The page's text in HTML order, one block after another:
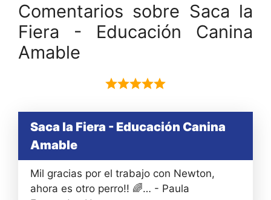
Comentarios sobre Saca la
Fiera - Educación Canina
Amable
Saca la Fiera - Educación Canina
Amable
Mil gracias por el trabajo con Newton,
ahora es otro perro!! 🌈… - Paula